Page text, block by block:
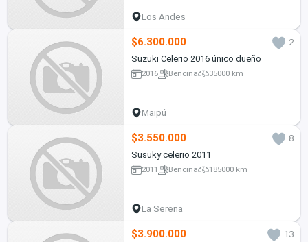
Los Andes
$6.300.000
2
Suzuki Celerio 2016 único dueño
2016 Bencina 35000 km
Maipú
$3.550.000
8
Susuky celerio 2011
2011 Bencina 185000 km
La Serena
$3.900.000 13